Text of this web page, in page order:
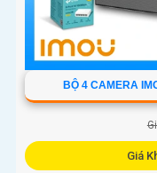
BỘ 4 CAMERA
Giá